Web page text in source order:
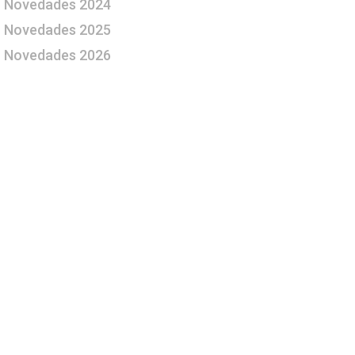
Novedades 2024
Novedades 2025
Novedades 2026